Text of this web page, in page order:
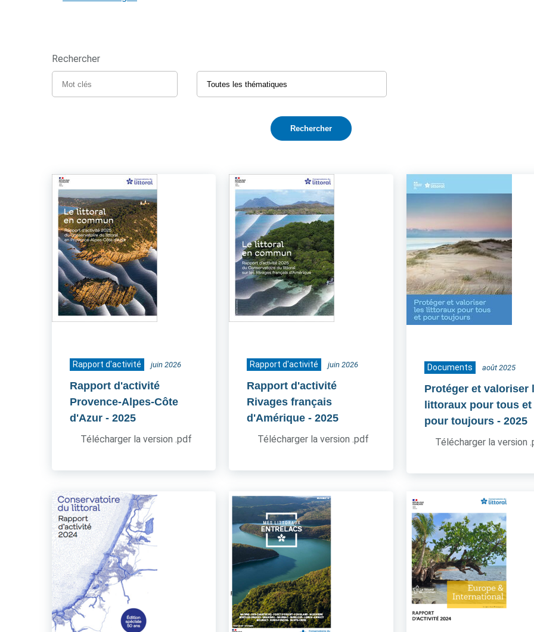
Rechercher
Rapport d'activité juin 2026
Rapport d'activité
Provence-Alpes-Côte
d'Azur - 2025
Télécharger la version .pdf
Rapport d'activité juin 2026
Rapport d'activité
Rivages français
d'Amérique - 2025
Télécharger la version .pdf
Documents août 2025
Protéger et valoriser
littoraux pour tous et
pour toujours - 2025
Télécharger la version